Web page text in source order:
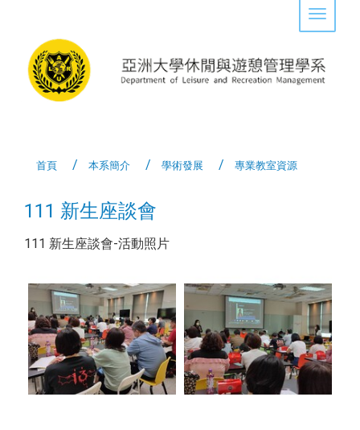
Toggle
首頁 本系簡介 學術發展 專業教室資源
111 新生座談會
111 新生座談會-活動照片